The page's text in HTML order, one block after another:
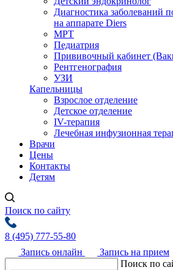
Диагностика заболеваний
на аппарате Diers
МРТ
Педиатрия
Прививочный кабинет
Рентгенография
УЗИ
Капельницы
Взрослое отделение
Детское отделение
IV-терапия
Лечебная инфузионная
Врачи
Цены
Контакты
Детям
Поиск по сайту
8 (495) 777-55-80
Запись онлайн
Запись на прием
Поиск по